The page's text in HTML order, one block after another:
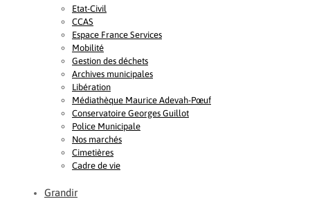
Etat-Civil
CCAS
Espace France Services
Mobilité
Gestion des déchets
Archives municipales
Libération
Médiathèque Maurice Adevah-Pœuf
Conservatoire Georges Guillot
Police Municipale
Nos marchés
Cimetières
Cadre de vie
Grandir